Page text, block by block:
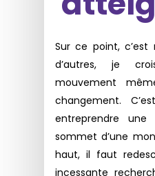
Sur ce point, c’est
d’autres, je
mouvement
changement.
entreprendre une
sommet d’une
haut, il faut
incessante